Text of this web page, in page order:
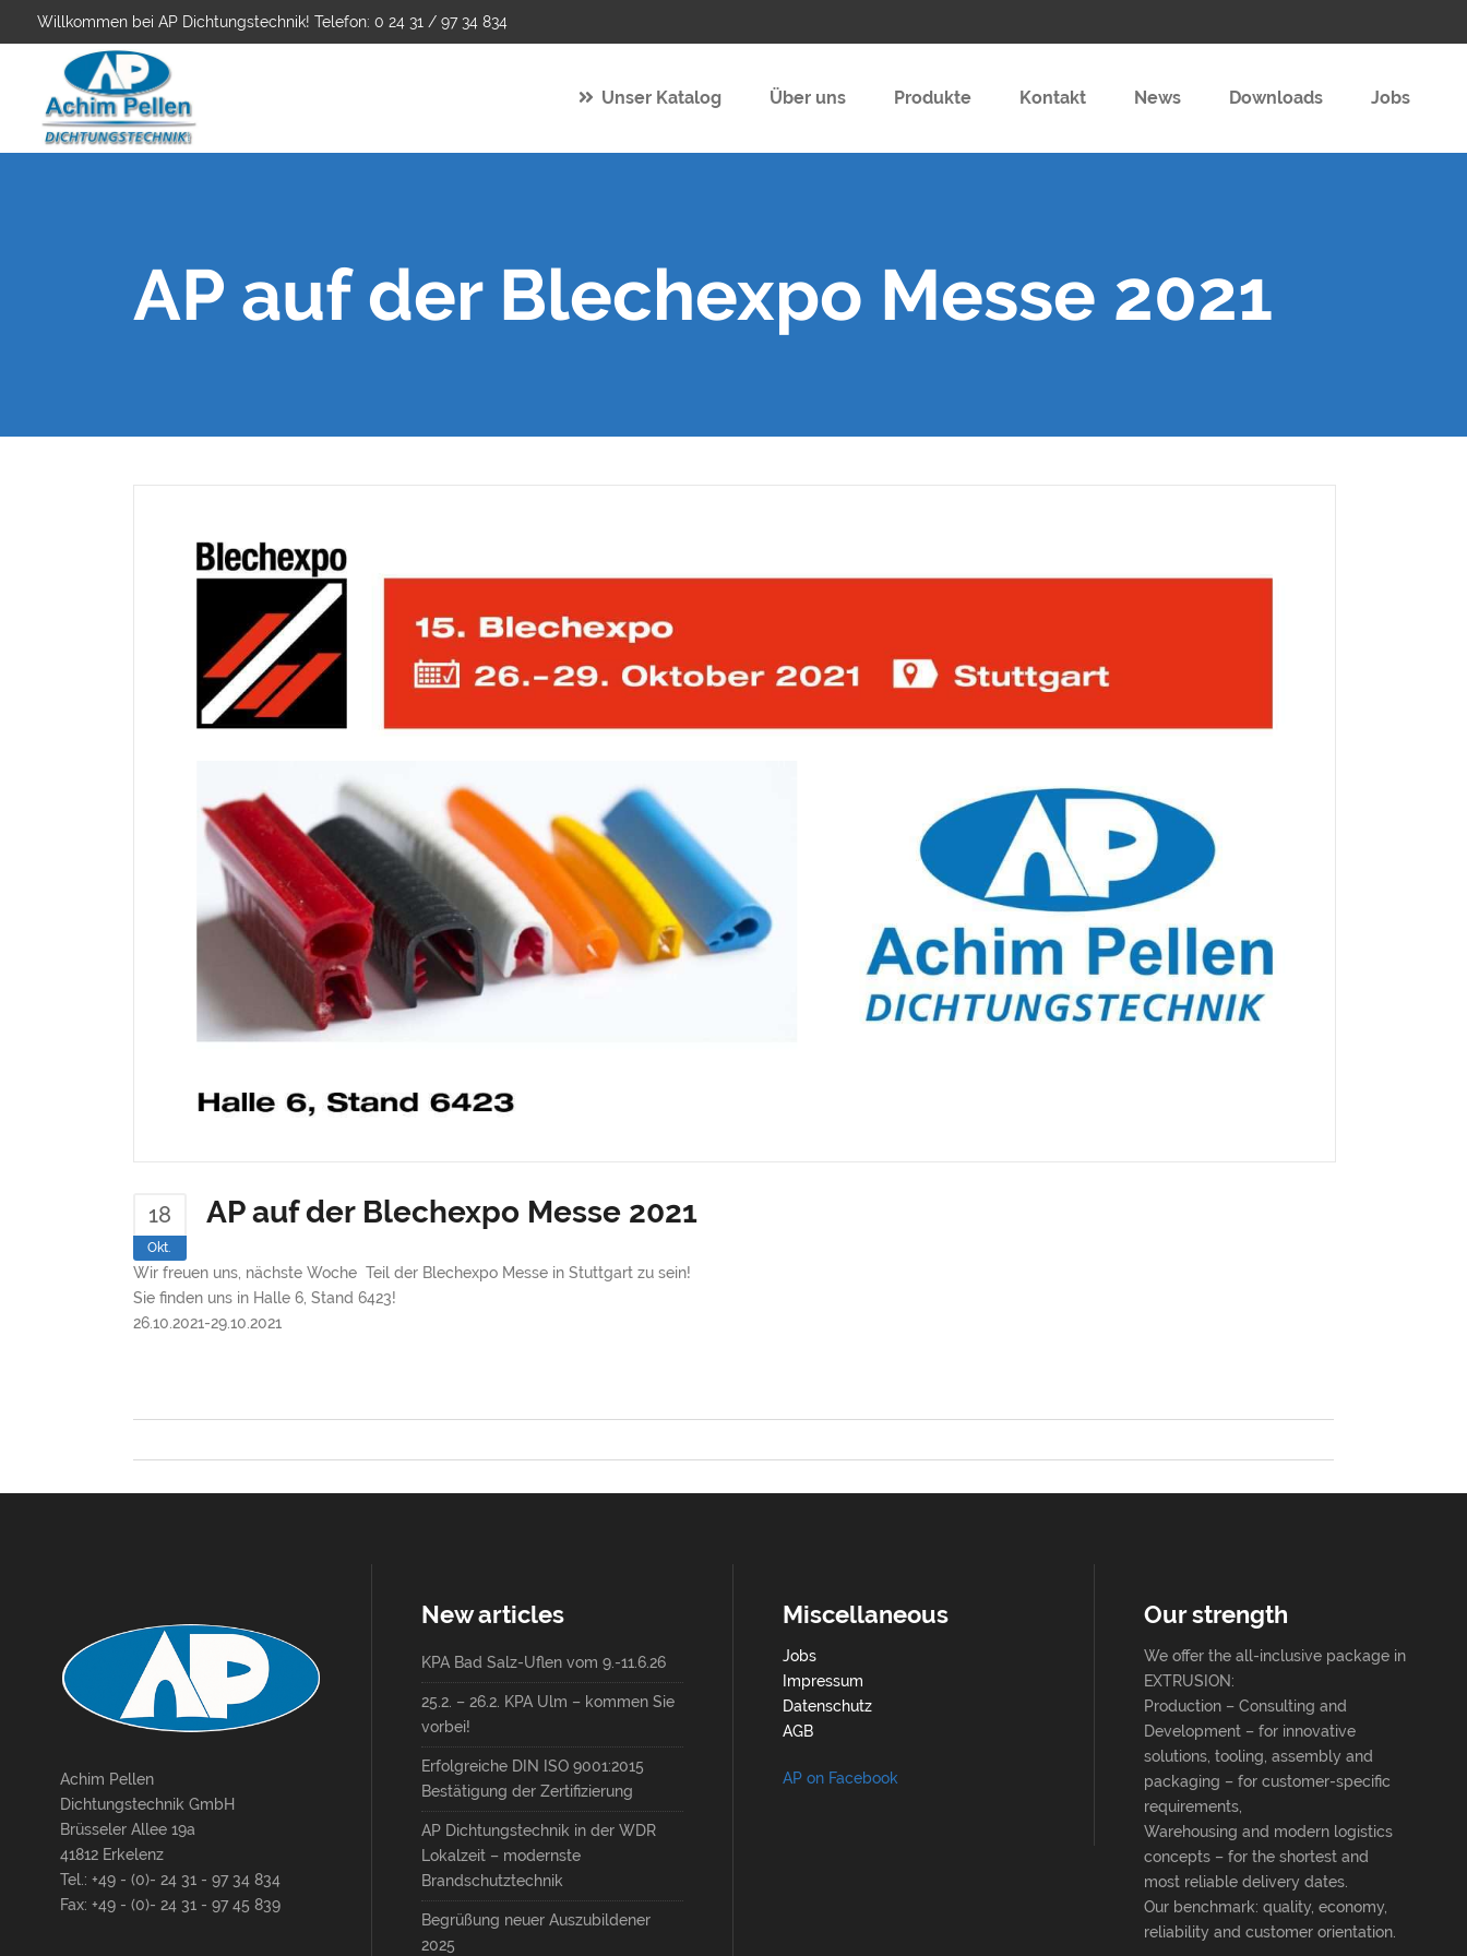
Willkommen bei AP Dichtungstechnik! Telefon: 0 24 31 / 97 34 834
Unser Katalog Über uns Produkte Kontakt News Downloads Jobs
AP auf der Blechexpo Messe 2021
18
Okt.
AP auf der Blechexpo Messe 2021
Wir freuen uns, nächste Woche Teil der Blechexpo Messe in Stuttgart zu sein!
Sie finden uns in Halle 6, Stand 6423!
26.10.2021-29.10.2021
Achim Pellen
Dichtungstechnik GmbH
Brüsseler Allee 19a
41812 Erkelenz
Tel.: +49 - (0)- 24 31 - 97 34 834
Fax: +49 - (0)- 24 31 - 97 45 839
New articles
KPA Bad Salz-Uflen vom 9.-11.6.26
25.2. – 26.2. KPA Ulm – kommen Sie
vorbei!
Erfolgreiche DIN ISO 9001:2015
Bestätigung der Zertifizierung
AP Dichtungstechnik in der WDR
Lokalzeit – modernste
Brandschutztechnik
Begrüßung neuer Auszubildener
2025
Miscellaneous
Jobs
Impressum
Datenschutz
AGB
AP on Facebook
Our strength
We offer the all-inclusive package in
EXTRUSION:
Production – Consulting and
Development – for innovative
solutions, tooling, assembly and
packaging – for customer-specific
requirements,
Warehousing and modern logistics
concepts – for the shortest and
most reliable delivery dates.
Our benchmark: quality, economy,
reliability and customer orientation.